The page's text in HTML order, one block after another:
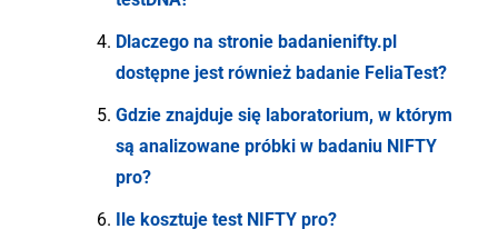
Dlaczego na stronie badanienifty.pl
dostępne jest również badanie FeliaTest?
Gdzie znajduje się laboratorium, w którym
są analizowane próbki w badaniu NIFTY
pro?
Ile kosztuje test NIFTY pro?